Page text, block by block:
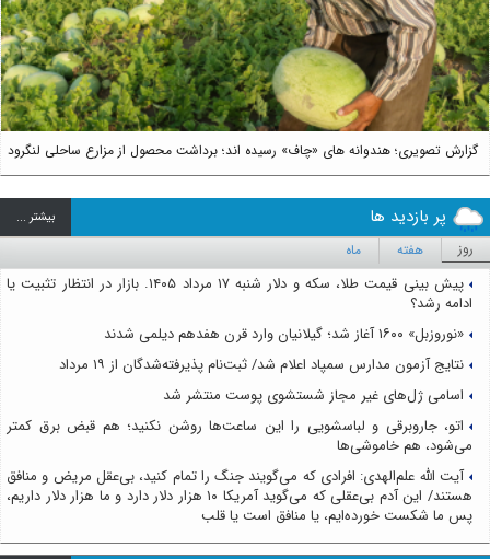
گزارش تصویری؛ هندوانه های «چاف» رسیده اند؛ برداشت محصول از مزارع ساحلی لنگرود
Next
پر بازدید ها بيشتر ...
روز هفته ماه
پیش بینی قیمت طلا، سکه و دلار شنبه ۱۷ مرداد ۱۴۰۵. بازار در انتظار تثبیت یا
ادامه رشد؟
«نوروزبل» ۱۶۰۰ آغاز شد؛ گیلانیان وارد قرن هفدهم دیلمی شدند
نتایج آزمون مدارس سمپاد اعلام شد/ ثبت‌نام پذیرفته‌شدگان از ۱۹ مرداد
اسامی ژل‌های غیر مجاز شستشوی پوست منتشر شد
اتو، جاروبرقی و لباسشویی را این ساعت‌ها روشن نکنید؛ هم قبض برق کمتر
می‌شود، هم خاموشی‌ها
آیت الله علم‌الهدی: افرادی که می‌گویند جنگ را تمام کنید، بی‌عقل مریض و منافق
هستند/ این آدم بی‌عقلی که می‌گوید آمریکا ۱۰ هزار دلار دارد و ما هزار دلار داریم،
پس ما شکست خورده‌ایم، یا منافق است یا قلب